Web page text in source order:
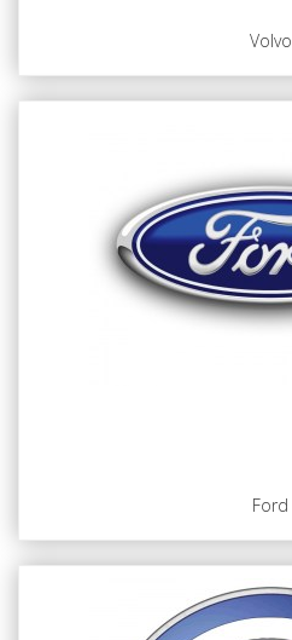
Volvo
Ford